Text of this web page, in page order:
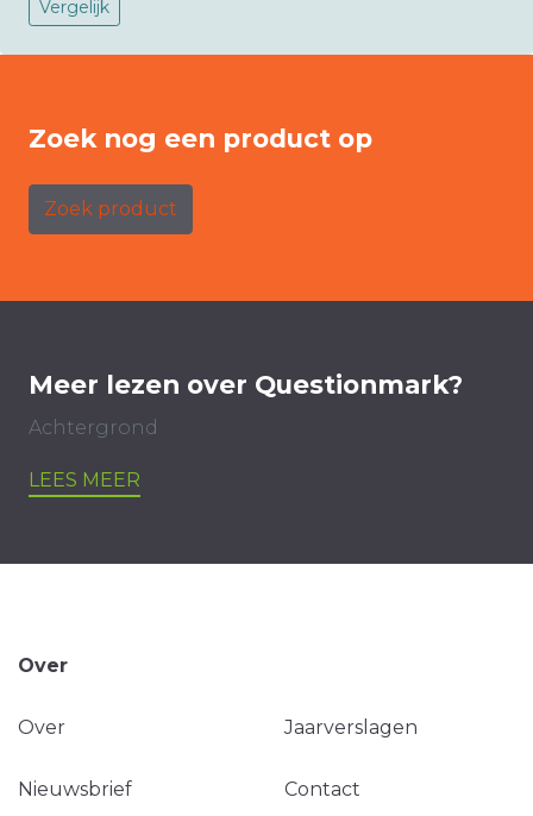
Vergelijk
Zoek nog een product op
Zoek product
Meer lezen over Questionmark?
Achtergrond
LEES MEER
Over
Over Jaarverslagen
Nieuwsbrief Contact